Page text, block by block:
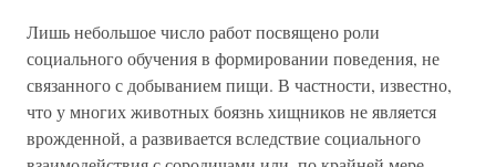
Лишь небольшое число работ посвящено роли
социального обучения в формировании поведения, не
связанного с добыванием пищи. В частности, известно,
что у многих животных боязнь хищников не является
врожденной, а развивается вследствие социального